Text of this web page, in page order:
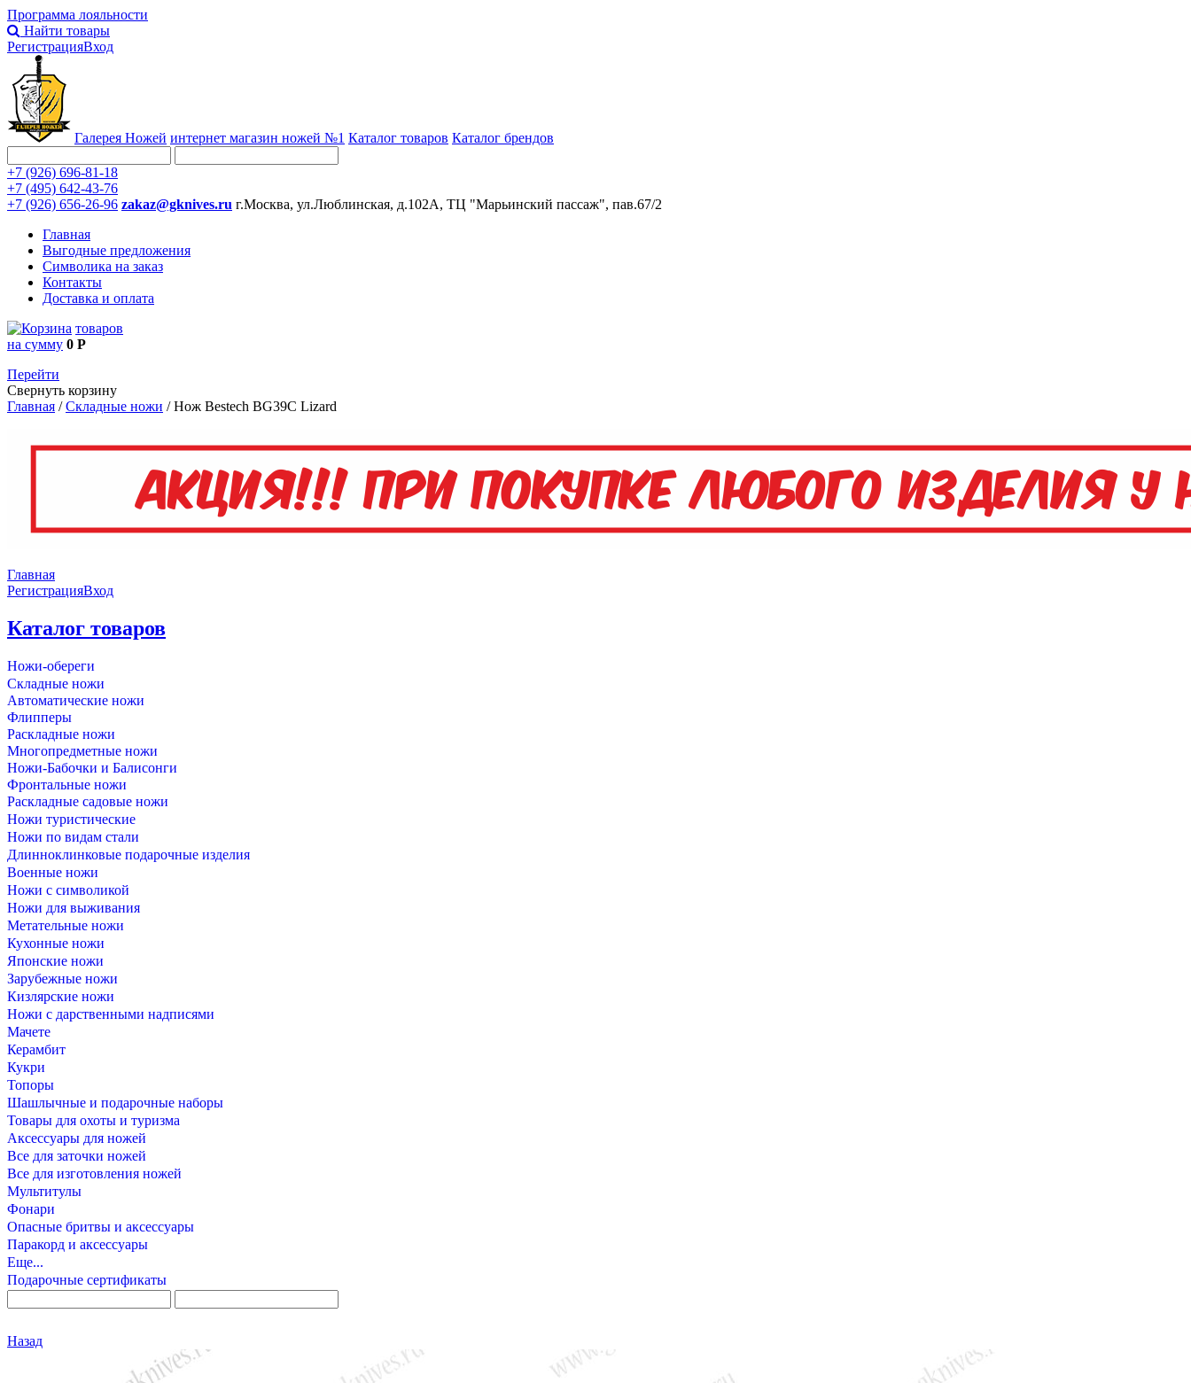
Программа лояльности
Найти товары
РегистрацияВход
Галерея Ножей интернет магазин ножей №1 Каталог товаров Каталог брендов
+7 (926) 696-81-18
+7 (495) 642-43-76
+7 (926) 656-26-96 zakaz@gknives.ru г.Москва, ул.Люблинская, д.102А, ТЦ "Марьинский пассаж", пав.67/2
Главная
Выгодные предложения
Символика на заказ
Контакты
Доставка и оплата
товаров
на сумму 0 Р
Перейти
Свернуть корзину
Главная /Складные ножи /Нож Bestech BG39C Lizard
Главная
РегистрацияВход
Каталог товаров
Ножи-обереги
Складные ножи
Автоматические ножи
Флипперы
Раскладные ножи
Многопредметные ножи
Ножи-Бабочки и Балисонги
Фронтальные ножи
Раскладные садовые ножи
Ножи туристические
Ножи по видам стали
Длинноклинковые подарочные изделия
Военные ножи
Ножи с символикой
Ножи для выживания
Метательные ножи
Кухонные ножи
Японские ножи
Зарубежные ножи
Кизлярские ножи
Ножи с дарственными надписями
Мачете
Керамбит
Кукри
Топоры
Шашлычные и подарочные наборы
Товары для охоты и туризма
Аксессуары для ножей
Все для заточки ножей
Все для изготовления ножей
Мультитулы
Фонари
Опасные бритвы и аксессуары
Паракорд и аксессуары
Еще...
Подарочные сертификаты
Назад